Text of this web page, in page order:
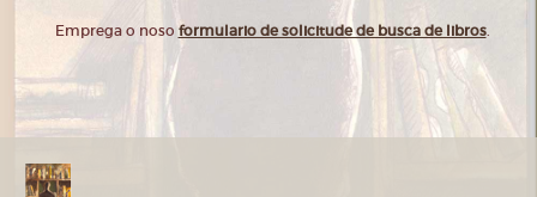
Emprega o noso formulario de solicitude de busca de libros.